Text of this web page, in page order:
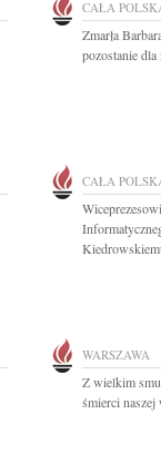
CAŁA
Zmarła
pozostanie
CAŁA
WARSZAWA
Z wielkim
śmierci naszej